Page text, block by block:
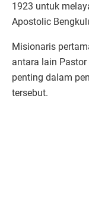
1923 untuk
Apostolic
Misionaris
antara lain Pastor
penting dalam
tersebut.